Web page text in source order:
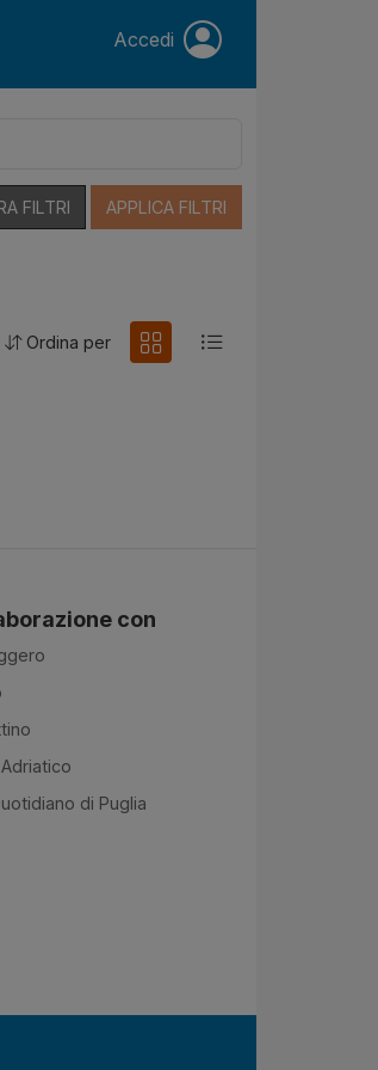
Accedi
FILTRI APPLICA FILTRI
Ordina per
con
di Puglia